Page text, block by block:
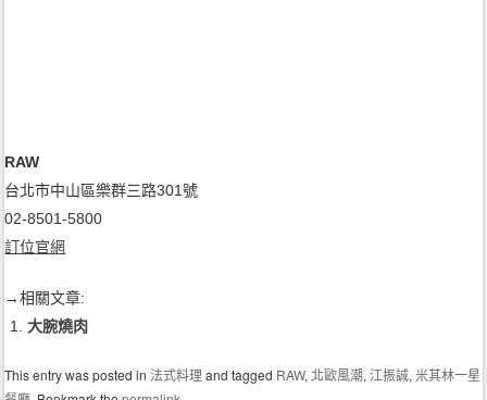
RAW
台北市中山區樂群三路301號
02-8501-5800
訂位官網
→相關文章:
大腕燒肉
This entry was posted in 法式料理and tagged RAW,北歐風潮,江振誠,米其林一星